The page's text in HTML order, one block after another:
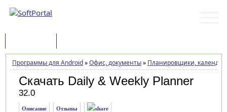
Программы для Android»Офис, документы» Планировщики,
Скачать Daily & Weekly Planner
32.0
Описание Отзывы